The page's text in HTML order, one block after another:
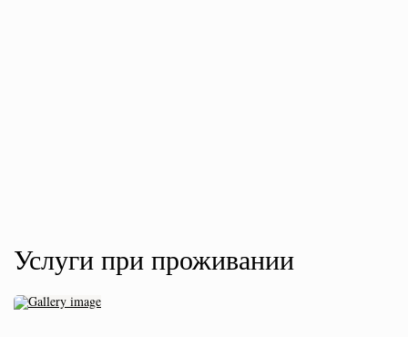
Услуги при проживании